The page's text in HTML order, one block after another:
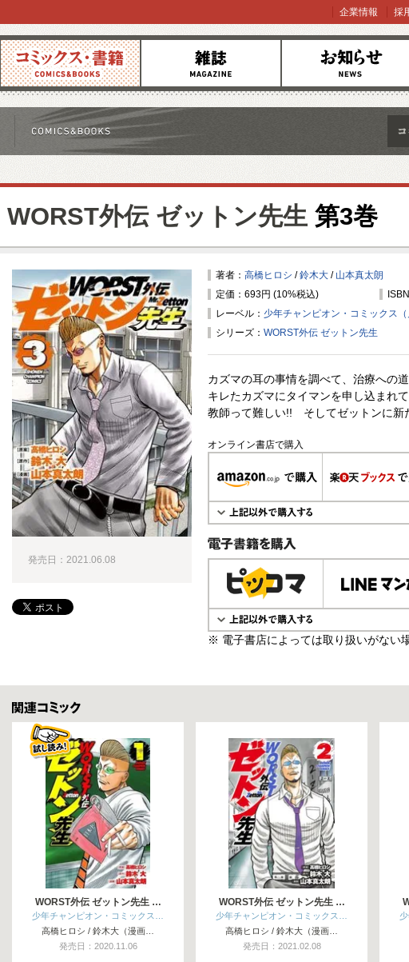
コミックス 雑誌 お知らせ
企業情報 採
WORST外伝 ゼットン先生 第3巻
著者： 高橋ヒロシ /鈴木大 / 山本真太朗
定価：693円 (10%税込)
レーベル： 少年チャンピオン・コミックス（
シリーズ： WORST外伝 ゼットン先生
カズマの耳の事情を調べて、治療への
キレたカズマにタイマンを申し込まれ
教師って難しい!! そしてゼットンに新
オンライン書店で購入
電子書籍で購入
※ 電子書店によっては取り扱いがない
発売日：2021.06.08
関連コミックス
WORST外伝 ゼットン先生 …
少年チャンピオン・コミックス…
高橋ヒロシ / 鈴木大（漫画…
発売日：2020.11.06
WORST外伝 ゼットン先生 …
少年チャンピオン・コミックス…
高橋ヒロシ / 鈴木大（漫画…
発売日：2021.02.08